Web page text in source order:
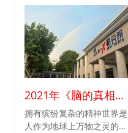
务工作紧密结合、相融互
促，有效发挥党支部战斗堡
垒作用。Bio-X教工党支部
于4月21日在徐汇校区201
会议室召开《美化你的
PPT》培训讲座，邀请我校
针对在PPT制作中出现的诸
多问题，为党员同志们带来
了一场干货满满的讲座。教
2021年《脑的真相》
国际暑期学校
拥有缤纷复杂的精神世界是
人作为地球上万物之灵的最